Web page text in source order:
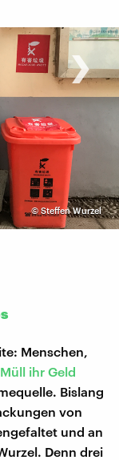
© Steffen Wurzel
›
Menschen,
ihr Geld
Bislang
von
und an
Denn drei